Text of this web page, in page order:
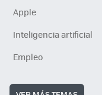
Apple
Inteligencia artificial
Empleo